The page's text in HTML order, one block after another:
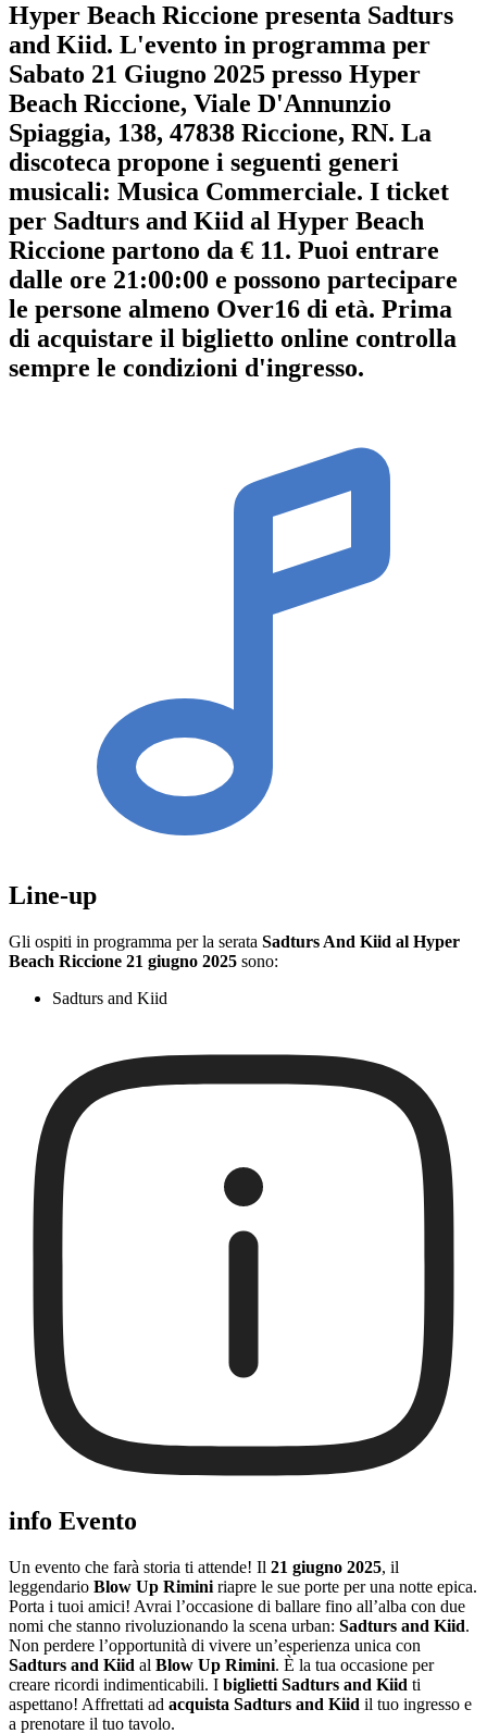
Hyper Beach Riccione presenta Sadturs
and Kiid. L'evento in programma per
Sabato 21 Giugno 2025 presso Hyper
Beach Riccione, Viale D'Annunzio
Spiaggia, 138, 47838 Riccione, RN. La
discoteca propone i seguenti generi
musicali: Musica Commerciale. I ticket
per Sadturs and Kiid al Hyper Beach
Riccione partono da € 11. Puoi entrare
dalle ore 21:00:00 e possono partecipare
le persone almeno Over16 di età. Prima
di acquistare il biglietto online controlla
sempre le condizioni d'ingresso.
Line-up
Gli ospiti in programma per la serata Sadturs And Kiid al Hyper
Beach Riccione 21 giugno 2025 sono:
Sadturs and Kiid
info Evento
Un evento che farà storia ti attende! Il 21 giugno 2025, il
leggendario Blow Up Rimini riapre le sue porte per una notte epica.
Porta i tuoi amici! Avrai l’occasione di ballare fino all’alba con due
nomi che stanno rivoluzionando la scena urban: Sadturs and Kiid.
Non perdere l’opportunità di vivere un’esperienza unica con
Sadturs and Kiid al Blow Up Rimini. È la tua occasione per
creare ricordi indimenticabili. I biglietti Sadturs and Kiid ti
aspettano! Affrettati ad acquista Sadturs and Kiid il tuo ingresso e
a prenotare il tuo tavolo.